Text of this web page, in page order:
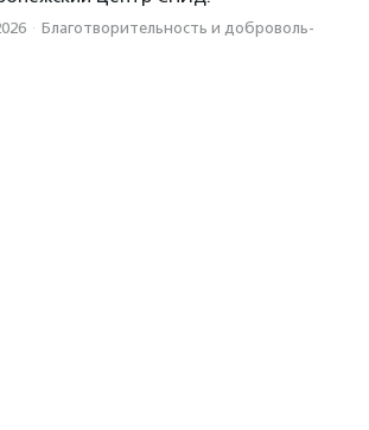
· Благотвори­тель­ность и доброволь­